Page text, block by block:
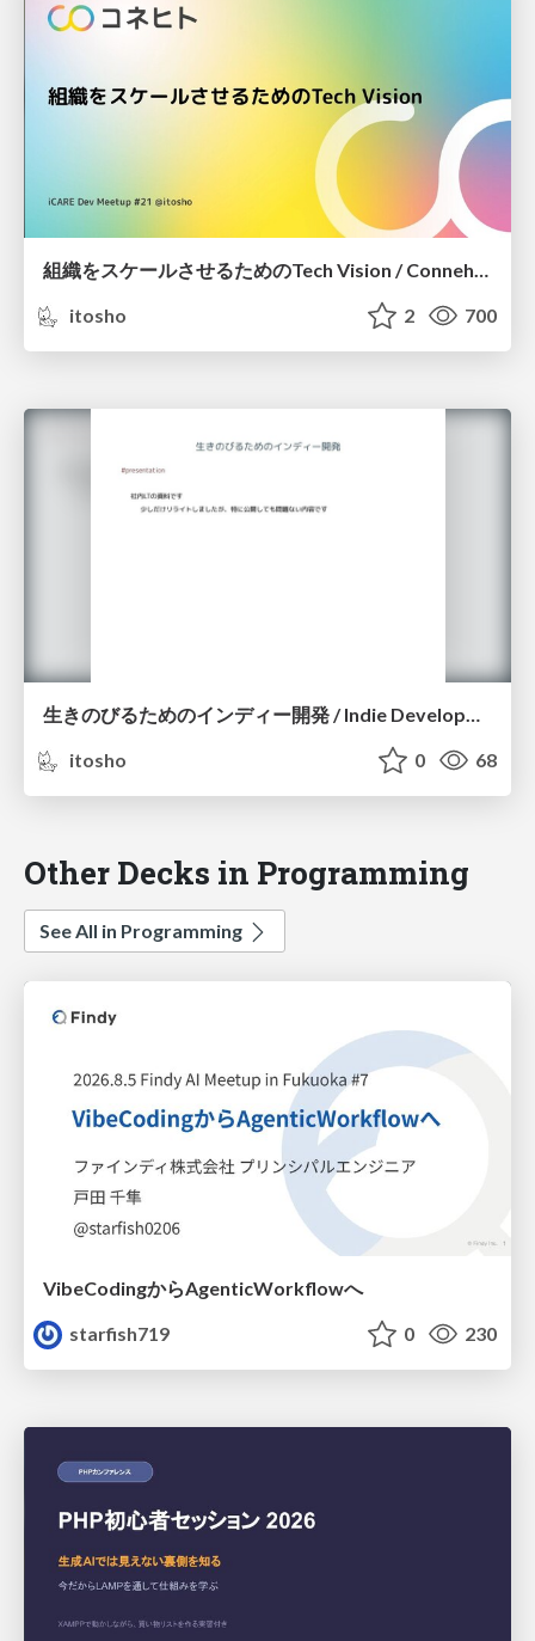
組織をスケールさせるためのTech Vision / Connehito Tech Vision for Growing Our Team
itosho
2 700
生きのびるためのインディー開発 / Indie Development to Survive
itosho
0 68
Other Decks in Programming
See All in Programming
VibeCodingからAgenticWorkflowへ
starfish719
0 230